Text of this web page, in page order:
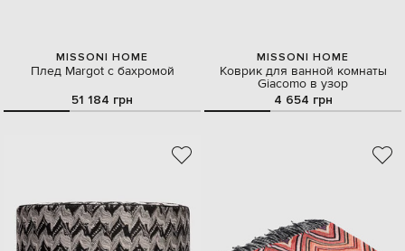
MISSONI HOME
Плед Margot с бахромой
51 184 грн
MISSONI HOME
Коврик для ванной комнаты
Giacomo в узор
4 654 грн